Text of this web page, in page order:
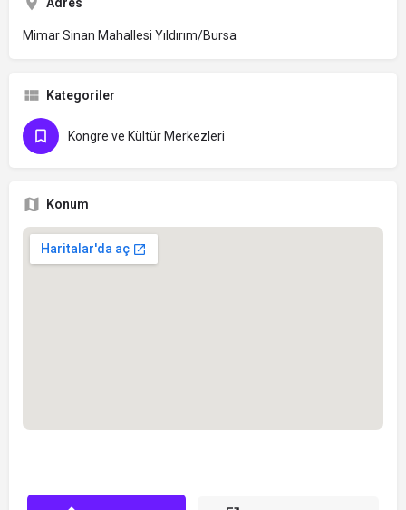
Adres
Mimar Sinan Mahallesi Yıldırım/Bursa
Kategoriler
Kongre ve Kültür Merkezleri
Konum